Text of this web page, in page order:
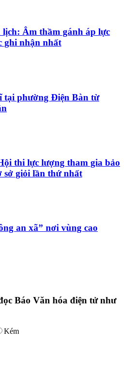
lịch: Âm thầm gánh áp lực
ghi nhận nhất
tại phường Điện Bàn từ
thi lực lượng tham gia bảo
sở giỏi lần thứ nhất
an xã” nơi vùng cao
Báo Văn hóa điện tử như
Kém